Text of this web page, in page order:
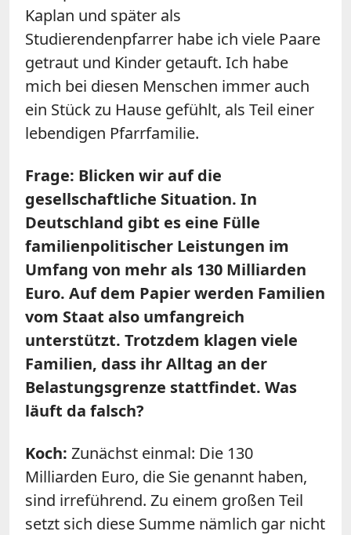
Kaplan und später als
Studierendenpfarrer habe ich viele Paare
getraut und Kinder getauft. Ich habe
mich bei diesen Menschen immer auch
ein Stück zu Hause gefühlt, als Teil einer
lebendigen Pfarrfamilie.
Frage: Blicken wir auf die
gesellschaftliche Situation. In
Deutschland gibt es eine Fülle
familienpolitischer Leistungen im
Umfang von mehr als 130 Milliarden
Euro. Auf dem Papier werden Familien
vom Staat also umfangreich
unterstützt. Trotzdem klagen viele
Familien, dass ihr Alltag an der
Belastungsgrenze stattfindet. Was
läuft da falsch?
Koch: Zunächst einmal: Die 130
Milliarden Euro, die Sie genannt haben,
sind irreführend. Zu einem großen Teil
setzt sich diese Summe nämlich gar nicht